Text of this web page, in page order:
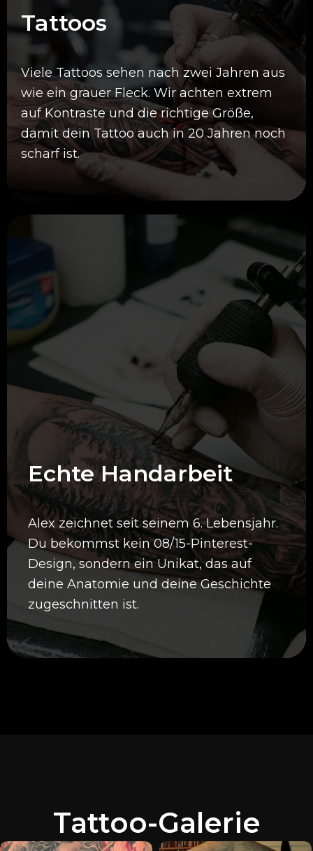
Tattoos
Viele Tattoos sehen nach zwei Jahren aus
wie ein grauer Fleck. Wir achten extrem
auf Kontraste und die richtige Größe,
damit dein Tattoo auch in 20 Jahren noch
scharf ist.
Echte Handarbeit
Alex zeichnet seit seinem 6. Lebensjahr.
Du bekommst kein 08/15-Pinterest-
Design, sondern ein Unikat, das auf
deine Anatomie und deine Geschichte
zugeschnitten ist.
Tattoo-Galerie